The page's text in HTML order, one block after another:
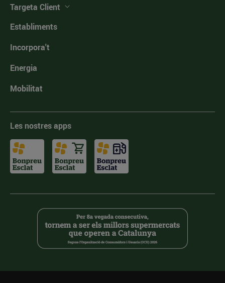
Targeta Client
Establiments
Incorpora't
Energia
Mobilitat
Les nostres apps